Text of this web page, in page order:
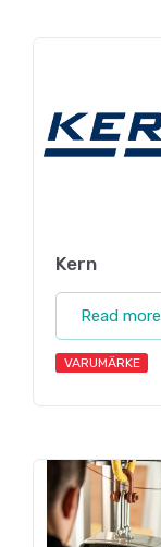
Kern
Read more
VARUMÄRKE